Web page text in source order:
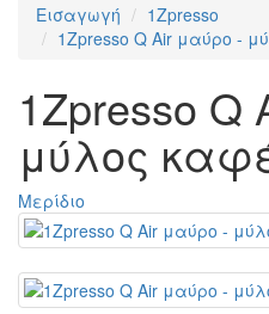
Εισαγωγή
1Zpresso
1Zpresso Q Air μαύρο -
1Zpresso
μύλος
Μερίδιο